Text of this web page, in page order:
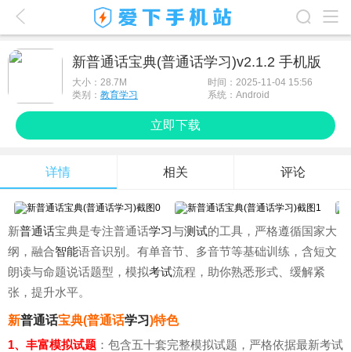
应用排行榜
最新游戏
最新应用
手机使用
游戏攻略
新普通话宝典(普通话学习)v2.1.2 手机版
大小： 28.7M
时间：2025-11-04 15:56
类别： 教育学习 系统：Android
立即下载
详情 相关 评论
新普通话宝典是专注普通话学习与测试的工具，严格遵循国家大
纲，融合智能语音识别。有单音节、多音节等基础训练，含短文
朗读与命题说话题型，模拟考试流程，助你熟悉形式、缓解紧
张，提升水平。
新普通话宝典(普通话学习)特色
1、丰富模拟试题 ：包含五十套完整模拟试题，严格依据最新考试